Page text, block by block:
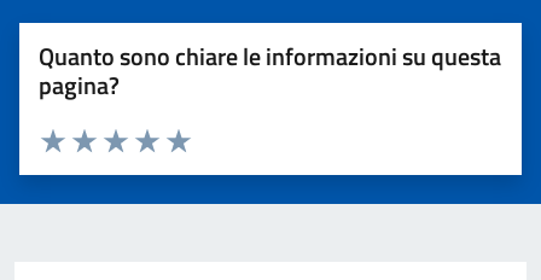
Quanto sono chiare le informazioni su questa
pagina?
Valuta 5 stelle su 5
Valuta 4 stelle su 5
Valuta 3 stelle su 5
Valuta 2 stelle su 5
Valuta 1 stelle su 5